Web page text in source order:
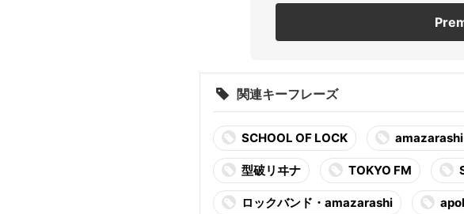
関連キーフレーズ
SCHOOL OF LOCK amazarashi
型破リヰナ TOKYO FM
ロックバンド・amazarashi